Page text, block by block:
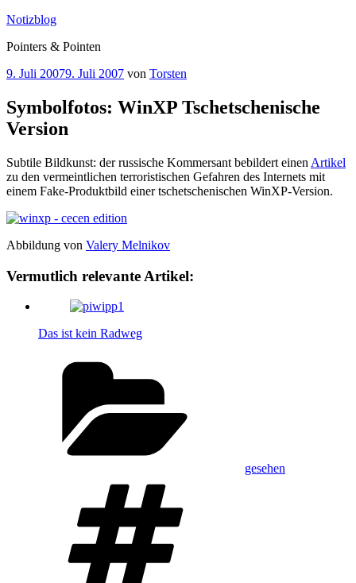
Zum
springen
Notizblog
Pointers & Pointen
Veröffentlicht
9. Juli 20079. Juli 2007 von Torsten
Symbolfotos: WinXP Tschetschenische
Version
Subtile Bildkunst: der russische Kommersant bebildert einen Artikel
zu den vermeintlichen terroristischen Gefahren des Internets mit
einem Fake-Produktbild einer tschetschenischen WinXP-Version.
Abbildung von Valery Melnikov
Vermutlich relevante Artikel:
Das ist kein Radweg
gesehen